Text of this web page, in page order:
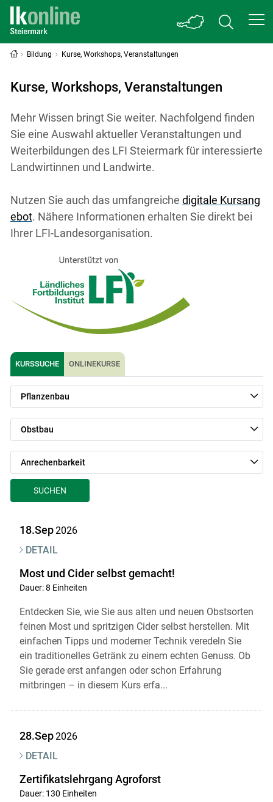
Bildung Kurse, Workshops, Veranstaltungen
Kurse, Workshops, Veranstaltungen
Mehr Wissen bringt Sie weiter. Nachfolgend finden
Sie eine Auswahl aktueller Veranstaltungen und
Weiterbildungen des LFI Steiermark für interessierte
Landwirtinnen und Landwirte.
Nutzen Sie auch das umfangreiche digitale Kursang
ebot. Nähere Informationen erhalten Sie direkt bei
Ihrer LFI-Landesorganisation.
KURSSUCHE ONLINEKURSE
Pflanzenbau
Obstbau
Anrechenbarkeit
SUCHEN
18.Sep2026
DETAIL
Most und Cider selbst gemacht!
Dauer: 8 Einheiten
Entdecken Sie, wie Sie aus alten und neuen Obstsorten
feinen Most und spritzigen Cider selbst herstellen. Mit
einfachen Tipps und moderner Technik veredeln Sie
ein traditionelles Getränk zu einem echten Genuss. Ob
Sie gerade erst anfangen oder schon Erfahrung
mitbringen – in diesem Kurs erfa...
28.Sep2026
DETAIL
Zertifikatslehrgang Agroforst
Dauer: 130 Einheiten